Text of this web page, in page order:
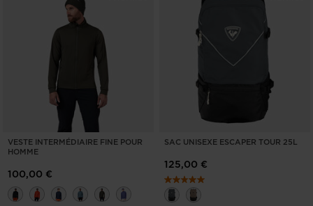
VESTE INTERMÉDIAIRE FINE POUR
HOMME
100,00 €
SAC UNISEXE ESCAPER TOUR 25L
125,00 €